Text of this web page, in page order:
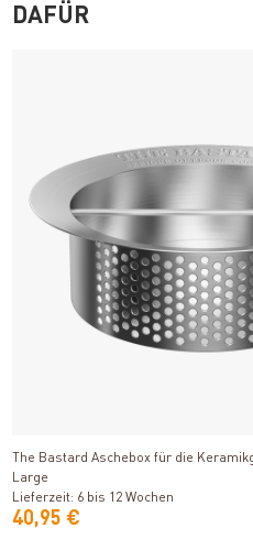
DAFÜR
The Bastard Aschebox für die
Large
Lieferzeit: 6 bis 12 Wochen
40,95 €